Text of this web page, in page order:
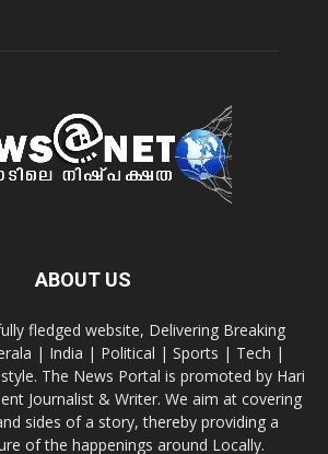
ABOUT US
fledged website, Delivering Breaking
| India | Political | Sports | Tech |
The News Portal is promoted by Hari
Journalist & Writer. We aim at covering
sides of a story, thereby providing a
of the happenings around Locally.